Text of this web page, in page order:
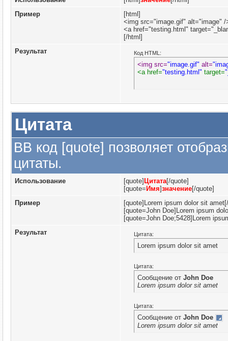
Пример
[html]
<img src="image.gif" alt="image" /
<a href="testing.html"
[/html]
Результат
Код HTML:
<img src="image.gif" alt=
<a href="testing.html" target=
Цитата
BB код [quote] позволяет
цитаты.
Использование [quote] Цитата[/quote]
[quote= Имя]значение[/quote]
Пример
[quote]Lorem ipsum dolor sit
[quote=John Doe]Lorem ipsum
[quote=John Doe;5428]Lorem
Результат
Цитата:
Lorem ipsum dolor sit amet
Цитата:
Сообщение от John Doe
Lorem ipsum dolor sit amet
Цитата:
Сообщение от John Doe
Lorem ipsum dolor sit amet